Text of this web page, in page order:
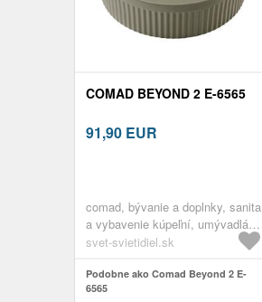
COMAD BEYOND 2 E-6565
91,90 EUR
comad, bývanie a doplnky, sanita
a vybavenie kúpeľní, umývadlá a
príslušenstvo, umývadlá
svet-svietidiel.sk
Podobne ako Comad Beyond 2 E-
6565